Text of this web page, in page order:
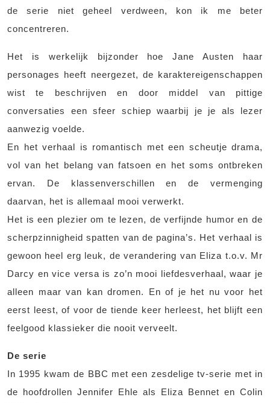
de serie niet geheel verdween, kon ik me beter
concentreren.
Het is werkelijk bijzonder hoe Jane Austen haar
personages heeft neergezet, de karaktereigenschappen
wist te beschrijven en door middel van pittige
conversaties een sfeer schiep waarbij je je als lezer
aanwezig voelde.
En het verhaal is romantisch met een scheutje drama,
vol van het belang van fatsoen en het soms ontbreken
ervan. De klassenverschillen en de vermenging
daarvan, het is allemaal mooi verwerkt.
Het is een plezier om te lezen, de verfijnde humor en de
scherpzinnigheid spatten van de pagina’s. Het verhaal is
gewoon heel erg leuk, de verandering van Eliza t.o.v. Mr
Darcy en vice versa is zo’n mooi liefdesverhaal, waar je
alleen maar van kan dromen. En of je het nu voor het
eerst leest, of voor de tiende keer herleest, het blijft een
feelgood klassieker die nooit verveelt.
De serie
In 1995 kwam de BBC met een zesdelige tv-serie met in
de hoofdrollen Jennifer Ehle als Eliza Bennet en Colin